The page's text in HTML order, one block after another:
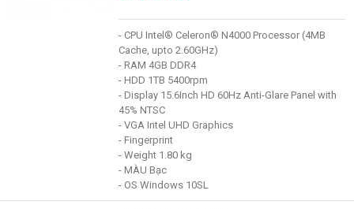
- CPU Intel® Celeron® N4000 Processor (4MB
Cache, upto 2.60GHz)
- RAM 4GB DDR4
- HDD 1TB 5400rpm
- Display 15.6Inch HD 60Hz Anti-Glare Panel with
45% NTSC
- VGA Intel UHD Graphics
- Fingerprint
- Weight 1.80 kg
- MÀU Bạc
- OS Windows 10SL